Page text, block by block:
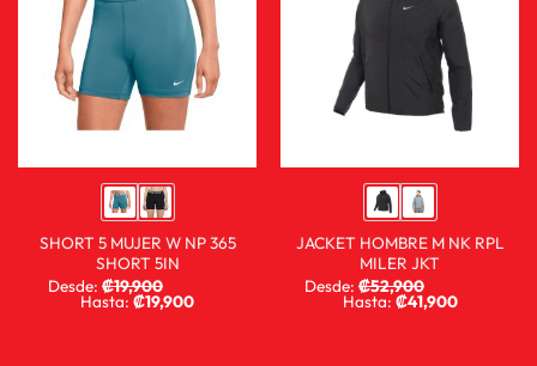
SHORT 5 MUJER W NP 365
SHORT 5IN
Desde: ₡19,900
Hasta:₡19,900
JACKET HOMBRE M NK RPL
MILER JKT
Desde: ₡52,900
Hasta:₡41,900